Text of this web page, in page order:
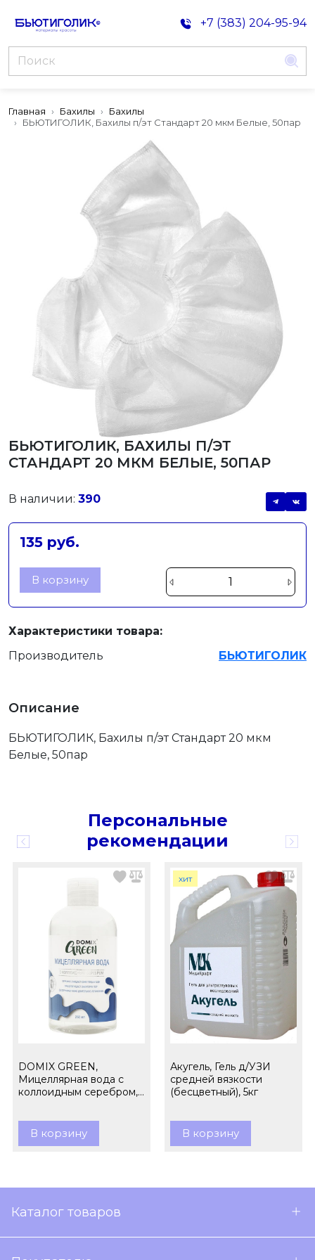
+7 (383) 204-95-94
Главная Бахилы
Бахилы
БЬЮТИГОЛИК, Бахилы п/эт Стандарт 20 мкм Белые, 50пар
БЬЮТИГОЛИК, БАХИЛЫ П/ЭТ
СТАНДАРТ 20 МКМ БЕЛЫЕ, 50ПАР
В наличии: 390
135 руб.
В корзину
Характеристики товара:
Производитель
БЬЮТИГОЛИК
Описание
БЬЮТИГОЛИК, Бахилы п/эт Стандарт 20 мкм
Белые, 50пар
Персональные
рекомендации
DOMIX GREEN,
Мицеллярная вода с
коллоидным серебром,
В корзину
хит
Акугель, Гель д/УЗИ
средней вязкости
(бесцветный), 5кг
В корзину
Каталог товаров